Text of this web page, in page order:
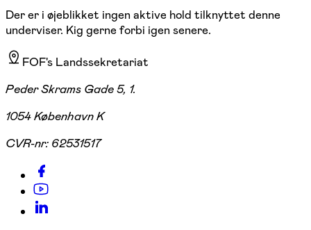
Der er i øjeblikket ingen aktive hold tilknyttet denne
underviser. Kig gerne forbi igen senere.
FOF's Landssekretariat
Peder Skrams Gade 5, 1.
1054 København K
CVR-nr: 62531517